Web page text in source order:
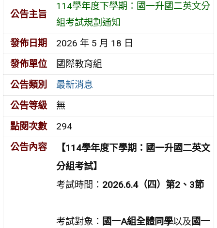
公告主旨
114學年度下學期：國一升國二英文分
組考試規劃通知
發佈日期
2026 年 5 月 18 日
發佈單位
國際教育組
公告類別
最新消息
公告等級
無
點閱次數
294
公告內容
【114學年度下學期：國一升國二英文
分組考試】
考試時間： 2026.6.4（四）第2、3節
考試對象： 國一A組全體同學以及國一